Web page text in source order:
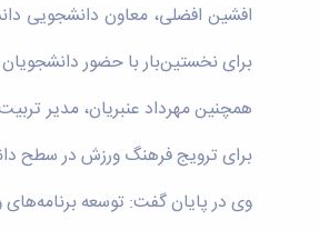
افشین افضلی، معاون دانشجویی
برای نخستین‌بار با حضور
همچنین مهرداد عنبریان، مدیر
برای ترویج فرهنگ ورزش در سطح
وی در پایان گفت: توسعه برنامه‌های